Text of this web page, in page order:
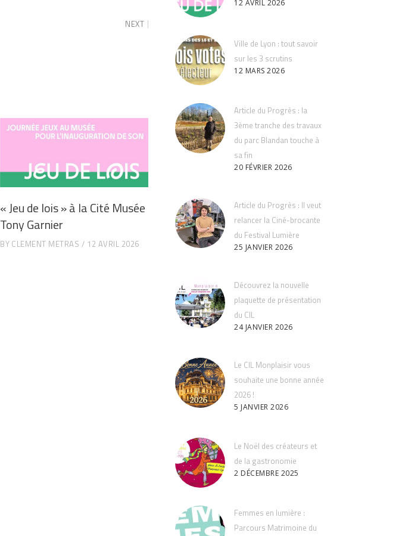
NEXT
« Jeu de lois » à la Cité Musée
Tony Garnier
BY CLEMENT METRAS 12 AVRIL 2026
12 AVRIL 2026
Ville de Lyon : tout savoir
sur les 3 scrutins
12 MARS 2026
Article du Progrès : la
3ème tranche des travaux
du parc Blandan touche à
sa fin
20 FÉVRIER 2026
Article du Progrès : Il veut
relancer la Ciné-brocante
du Festival Lumière
25 JANVIER 2026
Découvrez la nouvelle
plaquette de présentation
du CIL
24 JANVIER 2026
Le CIL Monplaisir vous
souhaite une bonne année
2026 !
5 JANVIER 2026
Le Noël des créateurs et
de la gastronomie
2 DÉCEMBRE 2025
Femmes en lumière :
Parcours Matrimoine du